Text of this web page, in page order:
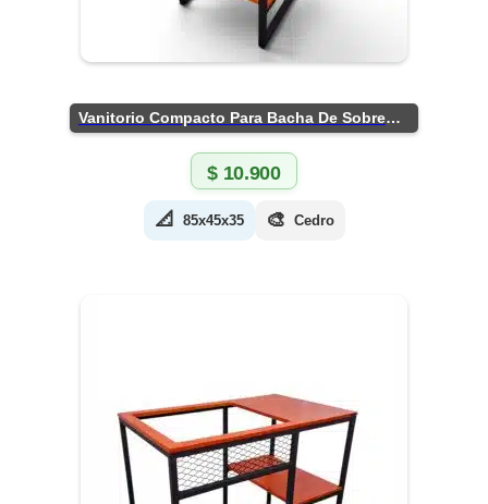
Vanitorio Compacto Para Bacha De Sobreponer
$10.900
📐 85x45x35 🎨 Cedro